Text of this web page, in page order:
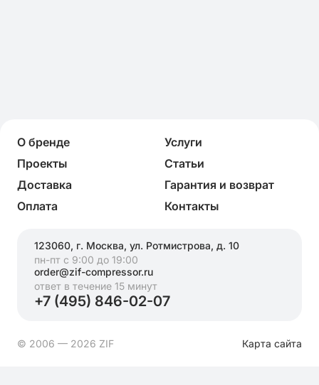
О бренде
Услуги
Проекты
Статьи
Доставка
Гарантия и возврат
Оплата
Контакты
123060, г. Москва, ул. Ротмистрова, д. 10
пн-пт с 9:00 до 19:00
order@zif-compressor.ru
ответ в течение 15 минут
+7 (495) 846-02-07
© 2006 — 2026 ZIF Карта сайта